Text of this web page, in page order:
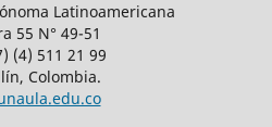
Latinoamericana
55 N° 49-51
(4) 511 21 99
Colombia.